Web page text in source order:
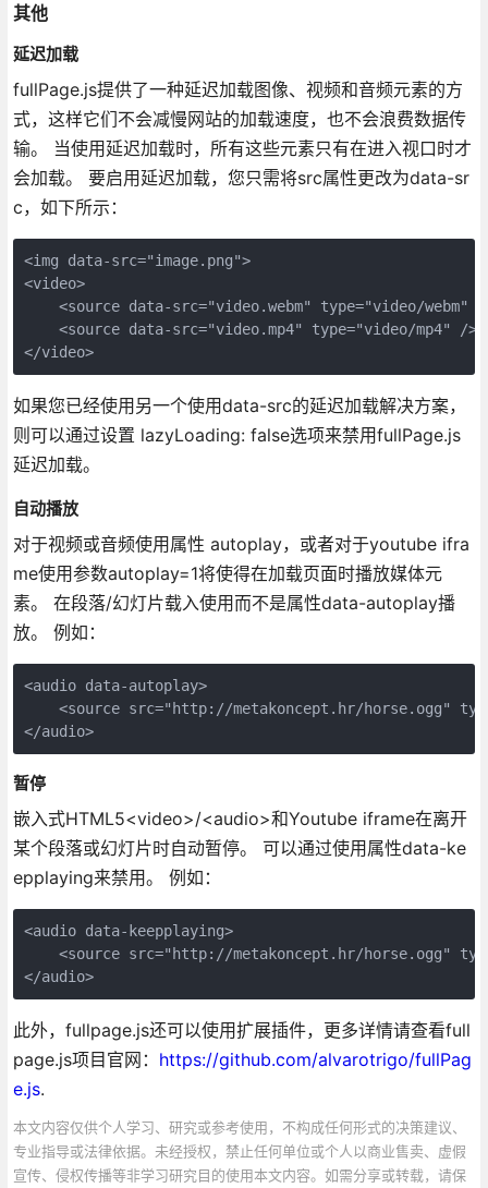
其他
延迟加载
fullPage.js提供了一种延迟加载图像、视频和音频元素的方
式，这样它们不会减慢网站的加载速度，也不会浪费数据传
输。 当使用延迟加载时，所有这些元素只有在进入视口时才
会加载。 要启用延迟加载，您只需将src属性更改为data-sr
c，如下所示：
<img data-src="image.png">
<video>
<source data-src="video.webm" type="video/webm"
    <source data-src="video.mp4" type="video/mp4" />
</video>
如果您已经使用另一个使用data-src的延迟加载解决方案，
则可以通过设置 lazyLoading: false选项来禁用fullPage.js
延迟加载。
自动播放
对于视频或音频使用属性 autoplay，或者对于youtube ifra
me使用参数autoplay=1将使得在加载页面时播放媒体元
素。 在段落/幻灯片载入使用而不是属性data-autoplay播
放。 例如：
<audio data-autoplay>
<source src="http://metakoncept.hr/horse.ogg"
</audio>
暂停
嵌入式HTML5<video>/<audio>和Youtube iframe在离开
某个段落或幻灯片时自动暂停。 可以通过使用属性data-ke
epplaying来禁用。 例如：
<audio data-keepplaying>
<source src="http://metakoncept.hr/horse.ogg"
</audio>
此外，fullpage.js还可以使用扩展插件，更多详情请查看full
page.js项目官网： https://github.com/alvarotrigo/fullPag
e.js.
本文内容仅供个人学习、研究或参考使用，不构成任何形式的决策建议、
专业指导或法律依据。未经授权，禁止任何单位或个人以商业售卖、虚假
宣传、侵权传播等非学习研究目的使用本文内容。如需分享或转载，请保